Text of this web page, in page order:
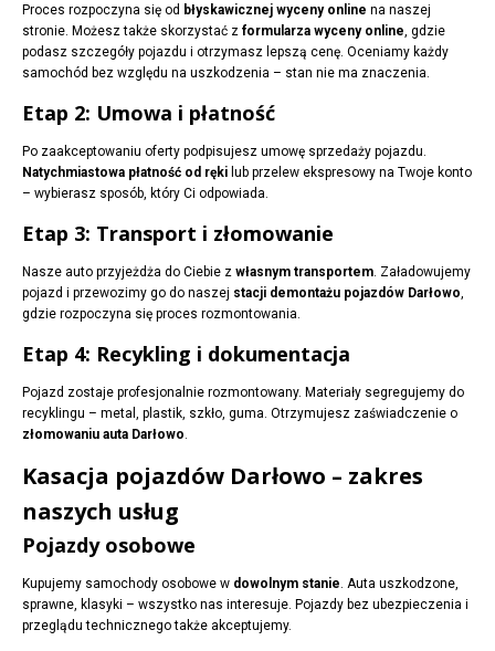
Proces rozpoczyna się od błyskawicznej wyceny online na naszej
stronie. Możesz także skorzystać z formularza wyceny online, gdzie
podasz szczegóły pojazdu i otrzymasz lepszą cenę. Oceniamy każdy
samochód bez względu na uszkodzenia – stan nie ma znaczenia.
Etap 2: Umowa i płatność
Po zaakceptowaniu oferty podpisujesz umowę sprzedaży pojazdu.
Natychmiastowa płatność od ręki lub przelew ekspresowy na Twoje konto
– wybierasz sposób, który Ci odpowiada.
Etap 3: Transport i złomowanie
Nasze auto przyjeżdża do Ciebie z własnym transportem. Załadowujemy
pojazd i przewozimy go do naszej stacji demontażu pojazdów Darłowo,
gdzie rozpoczyna się proces rozmontowania.
Etap 4: Recykling i dokumentacja
Pojazd zostaje profesjonalnie rozmontowany. Materiały segregujemy do
recyklingu – metal, plastik, szkło, guma. Otrzymujesz zaświadczenie o
złomowaniu auta Darłowo.
Kasacja pojazdów Darłowo – zakres
naszych usług
Pojazdy osobowe
Kupujemy samochody osobowe w dowolnym stanie. Auta uszkodzone,
sprawne, klasyki – wszystko nas interesuje. Pojazdy bez ubezpieczenia i
przeglądu technicznego także akceptujemy.